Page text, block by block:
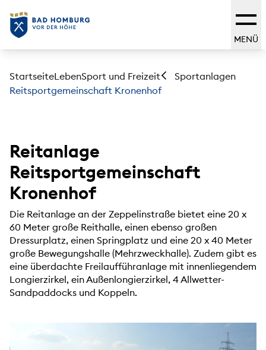
MENÜ
StartseiteLebenSport und Freizeit
Sportanlagen
Reitsportgemeinschaft Kronenhof
Reitanlage
Reitsportgemeinschaft
Kronenhof
Die Reitanlage an der Zeppelinstraße bietet eine 20 x
60 Meter große Reithalle, einen ebenso großen
Dressurplatz, einen Springplatz und eine 20 x 40 Meter
große Bewegungshalle (Mehrzweckhalle). Zudem gibt es
eine überdachte Freilaufführanlage mit innenliegendem
Longierzirkel, ein Außenlongierzirkel, 4 Allwetter-
Sandpaddocks und Koppeln.